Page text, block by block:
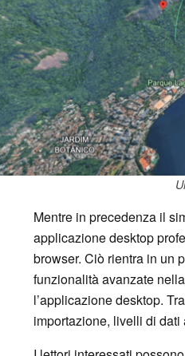
Mentre in precedenza il
applicazione desktop
browser. Ciò rientra in un
funzionalità avanzate
l’applicazione desktop.
importazione, livelli di